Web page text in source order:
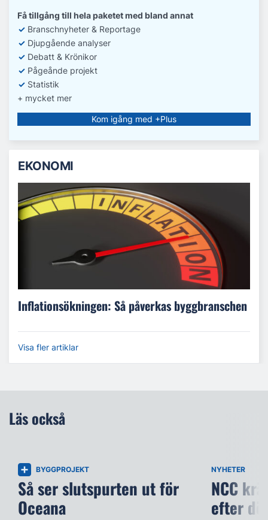
Få tillgång till hela paketet med bland annat
✓ Branschnyheter & Reportage
✓ Djupgående analyser
✓ Debatt & Krönikor
✓ Pågeånde projekt
✓ Statistik
+ mycket mer
Kom igång med +Plus
EKONOMI
Inflationsökningen: Så påverkas byggbranschen
Visa fler artiklar
Läs också
BYGGPROJEKT
Så ser slutspurten ut för
Oceana
NYHETER
NCC
efter